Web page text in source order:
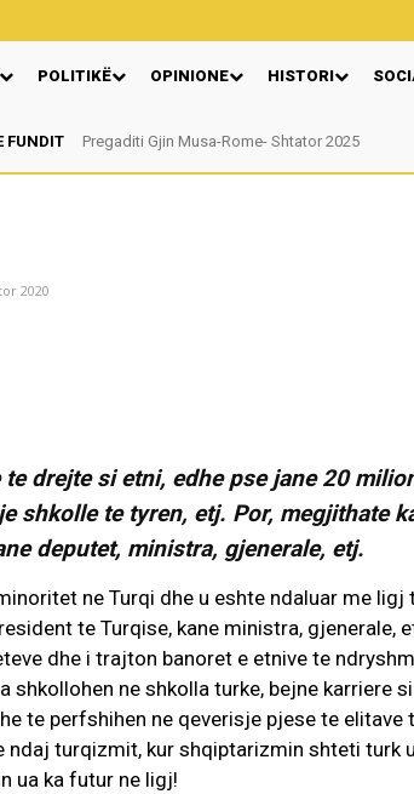
POLITIKË OPINIONE HISTORI
FUNDIT Pregaditi Gjin Musa-Rome- Shtator 2025
2020
drejte si etni, edhe pse jane 20
shkolle te tyren, etj. Por, megjithate
deputet, ministra, gjenerale, etj.
ne Turqi dhe u eshte ndaluar me ligj
te Turqise, kane ministra, gjenerale,
dhe i trajton banoret e etnive te
shkollohen ne shkolla turke, bejne karriere
te perfshihen ne qeverisje pjese te elitave
turqizmit, kur shqiptarizmin shteti turk
ua ka futur ne ligj!